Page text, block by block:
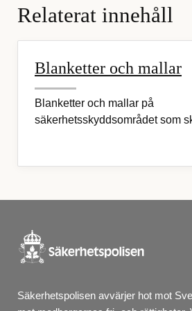
Relaterat innehåll
Blanketter och mallar
Blanketter och mallar på
säkerhetsskyddsområdet som
Säkerhetspolisen avvärjer hot mot